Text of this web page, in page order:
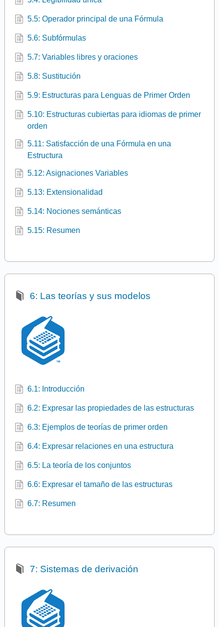
5.5: Operador principal de una Fórmula
5.6: Subfórmulas
5.7: Variables libres y oraciones
5.8: Sustitución
5.9: Estructuras para Lenguas de Primer Orden
5.10: Estructuras cubiertas para idiomas de primer
orden
5.11: Satisfacción de una Fórmula en una
Estructura
5.12: Asignaciones Variables
5.13: Extensionalidad
5.14: Nociones semánticas
5.15: Resumen
6: Las teorías y sus modelos
6.1: Introducción
6.2: Expresar las propiedades de las estructuras
6.3: Ejemplos de teorías de primer orden
6.4: Expresar relaciones en una estructura
6.5: La teoría de los conjuntos
6.6: Expresar el tamaño de las estructuras
6.7: Resumen
7: Sistemas de derivación